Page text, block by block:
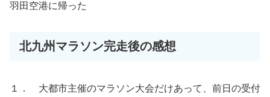
羽田空港に帰った
北九州マラソン完走後の感想
１． 大都市主催のマラソン大会だけあって、前日の受付